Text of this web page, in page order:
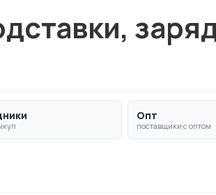
Опт
поставщики с оптом